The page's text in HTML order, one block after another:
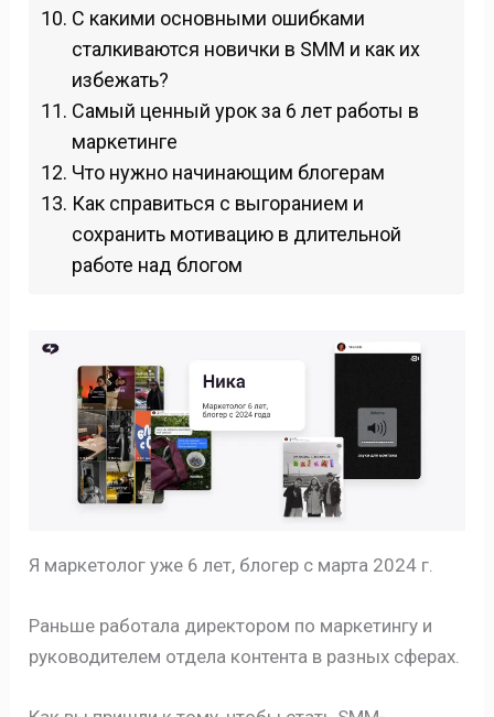
С какими основными ошибками
сталкиваются новички в SMM и как их
избежать?
Самый ценный урок за 6 лет работы в
маркетинге
Что нужно начинающим блогерам
Как справиться с выгоранием и
сохранить мотивацию в длительной
работе над блогом
Я маркетолог уже 6 лет, блогер с марта 2024 г.
Раньше работала директором по маркетингу и
руководителем отдела контента в разных сферах.